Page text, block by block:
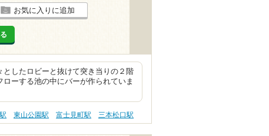
お気に入りに追加
したロビーと抜けて突き当りの２階
ーする池の中にバーが作られていま
東山公園駅 富士見町駅 三本松口駅